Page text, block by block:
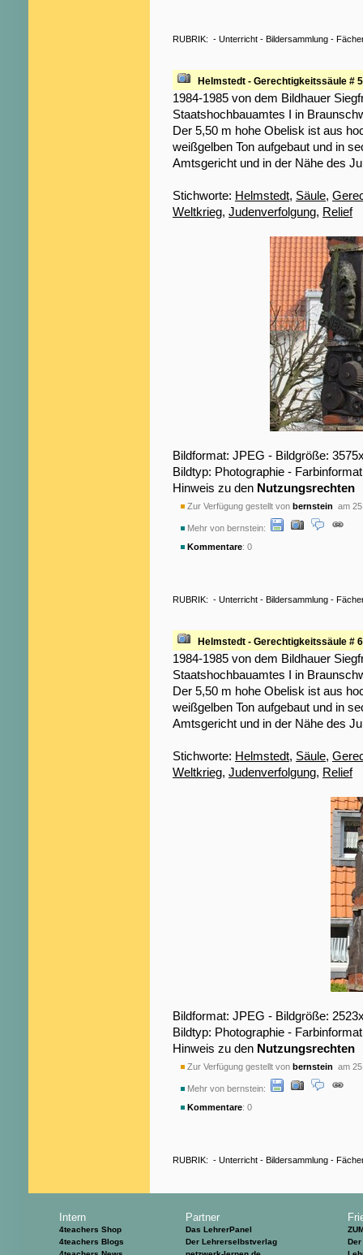
RUBRIK: - Unterricht - Bildersammlung -
Helmstedt - Gerechtigkeitssäule # 5
1984-1985 von dem Bildhauer
Staatshochbauamtes I in
Der 5,50 m hohe Obelisk ist aus
weißgelben Ton aufgebaut und in
Amtsgericht und in der Nähe des
Stichworte: Helmstedt, Säule,
Weltkrieg, Judenverfolgung, Relief
Bildformat: JPEG - Bildgröße:
Bildtyp: Photographie -
Hinweis zu den Nutzungsrechten
Zur Verfügung gestellt von bernstein am
Mehr von bernstein:
Kommentare: 0
RUBRIK: - Unterricht - Bildersammlung -
Helmstedt - Gerechtigkeitssäule # 6
1984-1985 von dem Bildhauer
Staatshochbauamtes I in
Der 5,50 m hohe Obelisk ist aus
weißgelben Ton aufgebaut und in
Amtsgericht und in der Nähe des
Stichworte: Helmstedt, Säule,
Weltkrieg, Judenverfolgung, Relief
Bildformat: JPEG - Bildgröße:
Bildtyp: Photographie -
Hinweis zu den Nutzungsrechten
Zur Verfügung gestellt von bernstein am
Mehr von bernstein:
Kommentare: 0
RUBRIK: - Unterricht - Bildersammlung -
Intern
4teachers Shop
4teachers Blogs
Partner
Das LehrerPanel
Der Lehrerselbstverlag